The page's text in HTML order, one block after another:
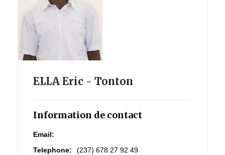
ELLA Eric - Tonton
Information de contact
Email:
Telephone:
(237) 678 27 92 49